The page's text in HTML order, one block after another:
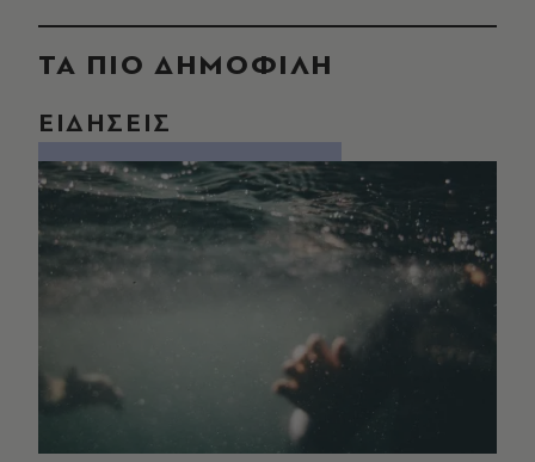
ΤΑ ΠΙΟ ΔΗΜΟΦΙΛΗ
ΕΙΔΗΣΕΙΣ